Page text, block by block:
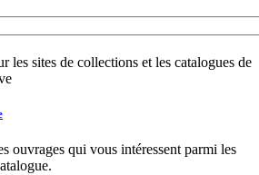
les sites de collections et les catalogues de
ouvrages qui vous intéressent parmi les